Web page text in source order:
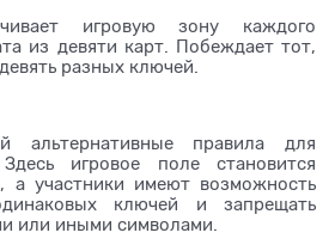
игровую зону каждого
из девяти карт. Побеждает тот,
разных ключей.
альтернативные правила для
игровое поле становится
а участники имеют возможность
ключей и запрещать
или иными символами.